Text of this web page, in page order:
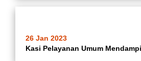
26 Jan 2023